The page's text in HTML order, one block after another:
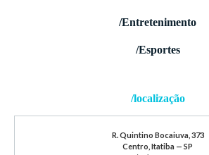
/Entretenimento
/Esportes
/localização
R. Quintino Bocaiuva, 373
Centro, Itatiba — SP